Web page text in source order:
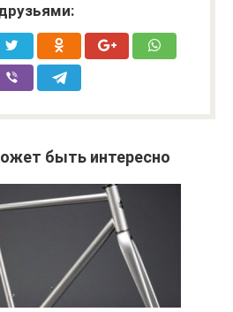
быть интересно